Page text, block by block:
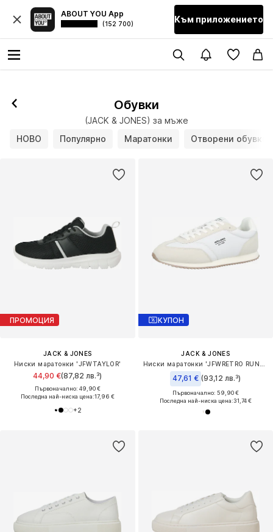
ABOUT YOU App
(152 700) Към приложението
Обувки
(JACK & JONES) за мъже
НОВО
Популярно Маратонки Отворени обувки
ПРОМОЦИЯ
JACK & JONES
Ниски маратонки 'JFWTAYLOR'
44,90 €(87,82 лв.³)
Първоначално: 49,90 €
Последна най-ниска цена:17,96 €
+2
КУПОН
JACK & JONES
47,61 € (93,12 лв.³)
Първоначално: 59,90 €
Последна най-ниска цена:31,74 €